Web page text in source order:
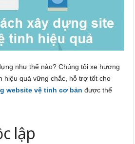
như thế nào? Chúng tôi xe hương
hiệu quả vững chắc, hỗ trợ tốt cho
website vệ tinh cơ bản được thể
lập